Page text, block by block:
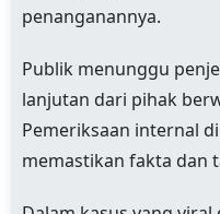
penanganannya.
Publik menunggu
lanjutan dari pihak
Pemeriksaan internal
memastikan fakta dan